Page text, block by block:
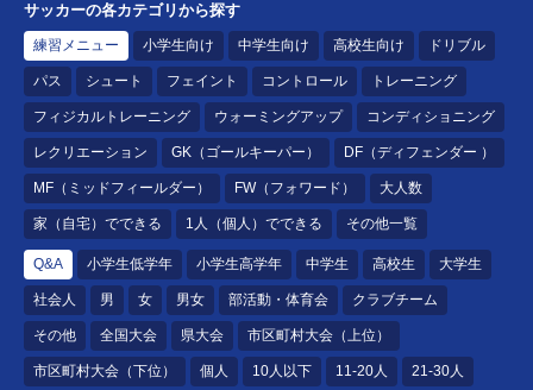
サッカーの各カテゴリから探す
練習メニュー 小学生向け 中学生向け 高校生向け ドリブル
パス シュート フェイント コントロール トレーニング
フィジカルトレーニング ウォーミングアップ コンディショニング
レクリエーション GK（ゴールキーパー） DF（ディフェンダー ）
MF（ミッドフィールダー） FW（フォワード） 大人数
家（自宅）でできる 1人（個人）でできる その他一覧
Q&A 小学生低学年 小学生高学年 中学生 高校生 大学生
社会人 男 女 男女 部活動・体育会 クラブチーム
その他 全国大会 県大会 市区町村大会（上位）
市区町村大会（下位） 個人 10人以下 11-20人 21-30人